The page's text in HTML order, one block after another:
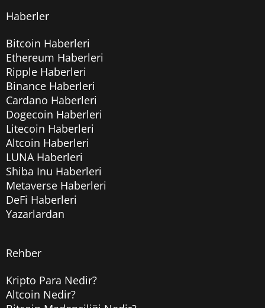
Haberler
Bitcoin Haberleri
Ethereum Haberleri
Ripple Haberleri
Binance Haberleri
Cardano Haberleri
Dogecoin Haberleri
Litecoin Haberleri
Altcoin Haberleri
LUNA Haberleri
Shiba Inu Haberleri
Metaverse Haberleri
DeFi Haberleri
Yazarlardan
Rehber
Kripto Para Nedir?
Altcoin Nedir?